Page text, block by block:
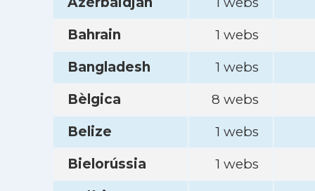
Bahrain
1 webs
Bangladesh
1 webs
Bèlgica
8 webs
Belize
1 webs
Bielorússia
1 webs